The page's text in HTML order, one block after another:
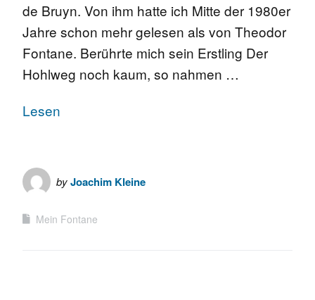
de Bruyn. Von ihm hatte ich Mitte der 1980er
Jahre schon mehr gelesen als von Theodor
Fontane. Berührte mich sein Erstling Der
Hohlweg noch kaum, so nahmen …
Lesen
byJoachim Kleine
Mein Fontane